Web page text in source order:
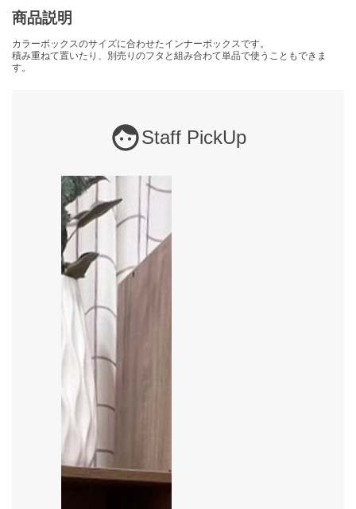
商品説明
カラーボックスのサイズに合わせたインナーボックスです。
積み重ねて置いたり、別売りのフタと組み合わて単品で使うこともできま
す。
Staff PickUp